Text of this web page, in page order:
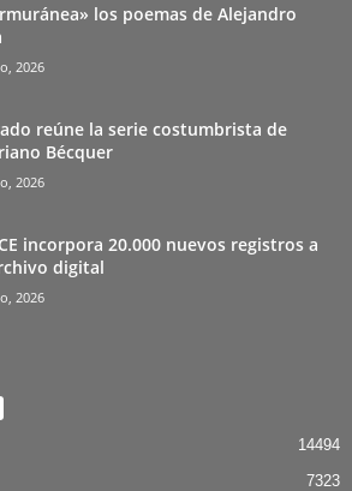
los poemas de Alejandro
2026
reúne la serie costumbrista de
Bécquer
2026
incorpora 20.000 nuevos registros a
digital
2026
14494
7323